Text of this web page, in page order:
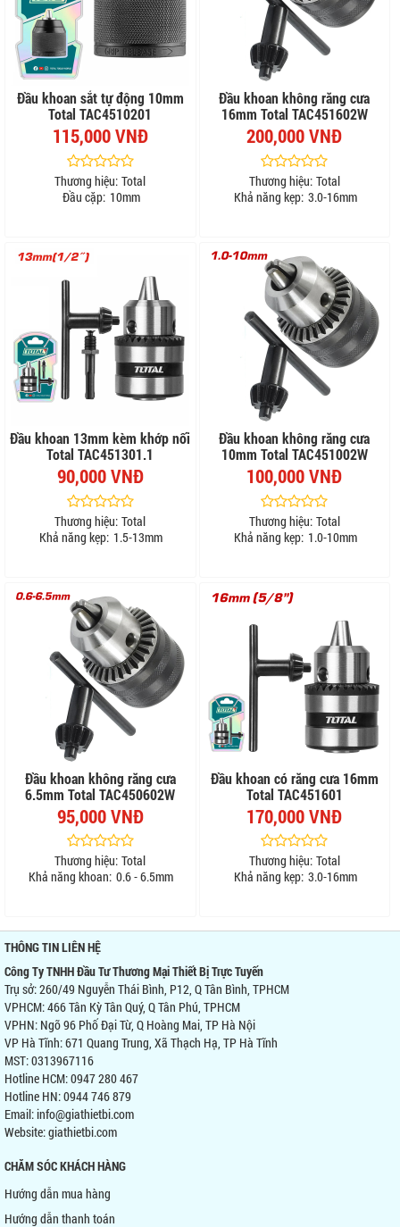
Đầu khoan sắt tự động 10mm
Total TAC4510201
115,000 VNĐ
Thương hiệu: Total
Đầu cặp: 10mm
Đầu khoan không răng cưa
16mm Total TAC451602W
200,000 VNĐ
Thương hiệu: Total
Khả năng kẹp: 3.0-16mm
Đầu khoan 13mm kèm khớp nối
Total TAC451301.1
90,000 VNĐ
Thương hiệu: Total
Khả năng kẹp: 1.5-13mm
Đầu khoan không răng cưa
10mm Total TAC451002W
100,000 VNĐ
Thương hiệu: Total
Khả năng kẹp: 1.0-10mm
Đầu khoan không răng cưa
6.5mm Total TAC450602W
95,000 VNĐ
Thương hiệu: Total
Khả năng khoan: 0.6 - 6.5mm
Đầu khoan có răng cưa 16mm
Total TAC451601
170,000 VNĐ
Thương hiệu: Total
Khả năng kẹp: 3.0-16mm
THÔNG TIN LIÊN HỆ
Công Ty TNHH Đầu Tư Thương Mại Thiết Bị Trực Tuyến
Trụ sở: 260/49 Nguyễn Thái Bình, P12, Q Tân Bình, TPHCM
VPHCM: 466 Tân Kỳ Tân Quý, Q Tân Phú, TPHCM
VPHN: Ngõ 96 Phố Đại Từ, Q Hoàng Mai, TP Hà Nội
VP Hà Tĩnh: 671 Quang Trung, Xã Thạch Hạ, TP Hà Tĩnh
MST: 0313967116
Hotline HCM: 0947 280 467
Hotline HN: 0944 746 879
Email: info@giathietbi.com
Website:giathietbi.com
CHĂM SÓC KHÁCH HÀNG
Hướng dẫn mua hàng
Hướng dẫn thanh toán